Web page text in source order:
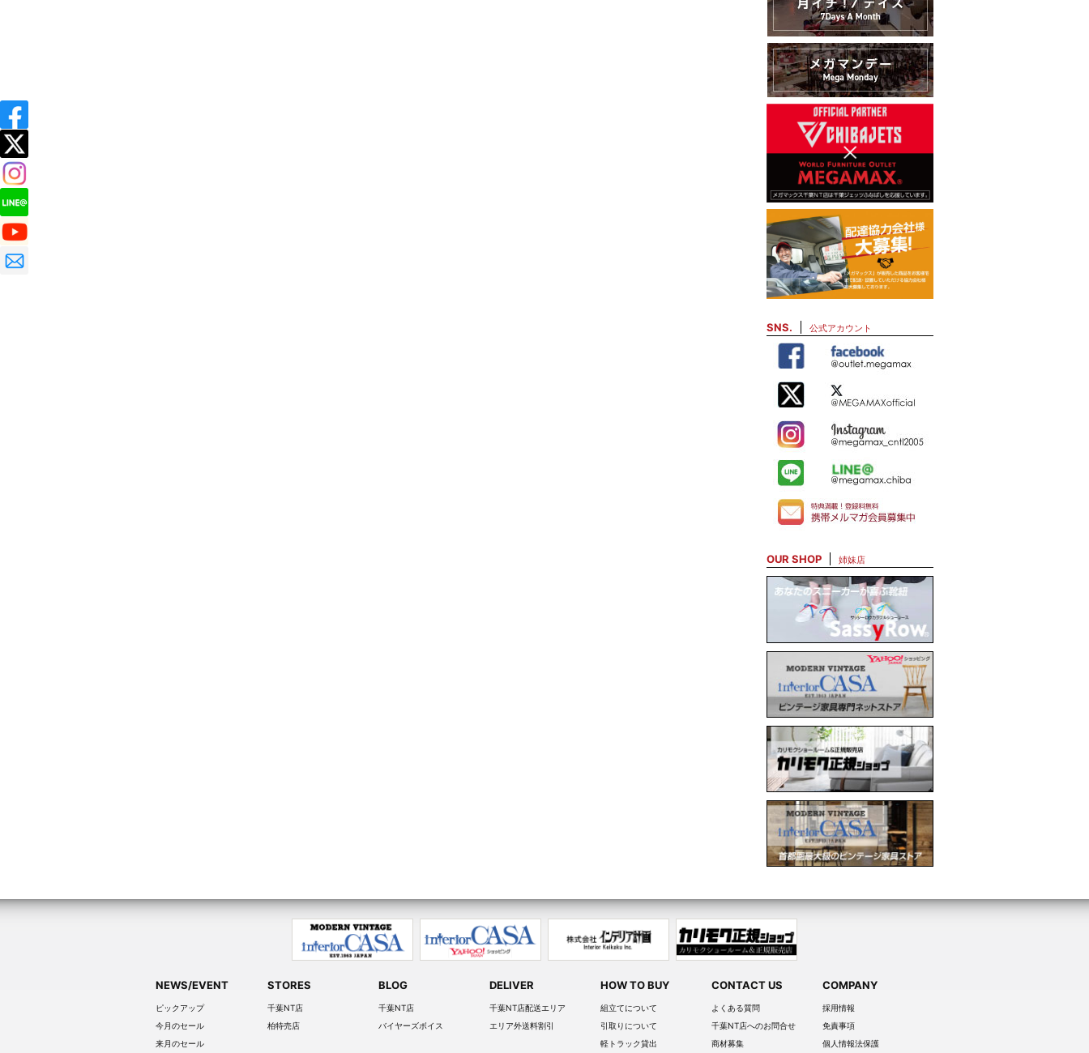
SNS. 公式アカウント
OUR SHOP 姉妹店
NEWS/EVENT
ピックアップ
今月のセール
来月のセール
STORES
千葉NT店
柏特売店
BLOG
千葉NT店
バイヤーズボイス
DELIVER
千葉NT店配送エリア
エリア外送料割引
HOW TO BUY
組立てについて
引取りについて
軽トラック貸出
CONTACT US
よくある質問
千葉NT店へのお問合せ
商材募集
COMPANY
採用情報
免責事項
個人情報法保護